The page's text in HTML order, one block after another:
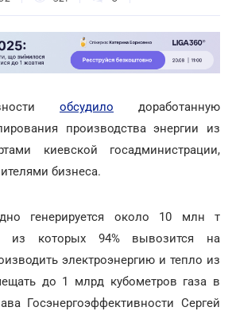
обсудило доработанную
производства энергии из
киевской госадминистрации,
бизнеса.
генерируется около 10 млн т
из которых 94% вывозится на
электроэнергию и тепло из
до 1 млрд кубометров газа в
Госэнергоэффективности Сергей